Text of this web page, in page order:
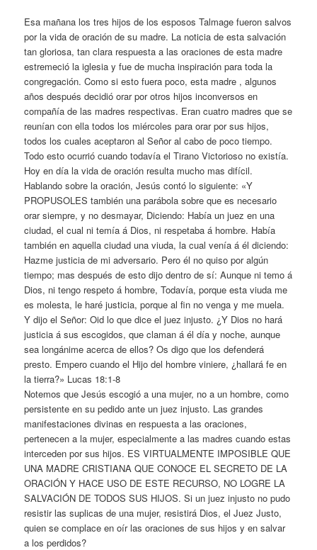
Esa mañana los tres hijos de los esposos Talmage fueron salvos
por la vida de oración de su madre. La noticia de esta salvación
tan gloriosa, tan clara respuesta a las oraciones de esta madre
estremeció la iglesia y fue de mucha inspiración para toda la
congregación. Como si esto fuera poco, esta madre , algunos
años después decidió orar por otros hijos inconversos en
compañía de las madres respectivas. Eran cuatro madres que se
reunían con ella todos los miércoles para orar por sus hijos,
todos los cuales aceptaron al Señor al cabo de poco tiempo.
Todo esto ocurrió cuando todavía el Tirano Victorioso no existía.
Hoy en día la vida de oración resulta mucho mas difícil.
Hablando sobre la oración, Jesús contó lo siguiente: «Y
PROPUSOLES también una parábola sobre que es necesario
orar siempre, y no desmayar, Diciendo: Había un juez en una
ciudad, el cual ni temía á Dios, ni respetaba á hombre. Había
también en aquella ciudad una viuda, la cual venía á él diciendo:
Hazme justicia de mi adversario. Pero él no quiso por algún
tiempo; mas después de esto dijo dentro de sí: Aunque ni temo á
Dios, ni tengo respeto á hombre, Todavía, porque esta viuda me
es molesta, le haré justicia, porque al fin no venga y me muela.
Y dijo el Señor: Oid lo que dice el juez injusto. ¿Y Dios no hará
justicia á sus escogidos, que claman á él día y noche, aunque
sea longánime acerca de ellos? Os digo que los defenderá
presto. Empero cuando el Hijo del hombre viniere, ¿hallará fe en
la tierra?» Lucas 18:1-8
Notemos que Jesús escogió a una mujer, no a un hombre, como
persistente en su pedido ante un juez injusto. Las grandes
manifestaciones divinas en respuesta a las oraciones,
pertenecen a la mujer, especialmente a las madres cuando estas
interceden por sus hijos. ES VIRTUALMENTE IMPOSIBLE QUE
UNA MADRE CRISTIANA QUE CONOCE EL SECRETO DE LA
ORACIÓN Y HACE USO DE ESTE RECURSO, NO LOGRE LA
SALVACIÓN DE TODOS SUS HIJOS. Si un juez injusto no pudo
resistir las suplicas de una mujer, resistirá Dios, el Juez Justo,
quien se complace en oír las oraciones de sus hijos y en salvar
a los perdidos?